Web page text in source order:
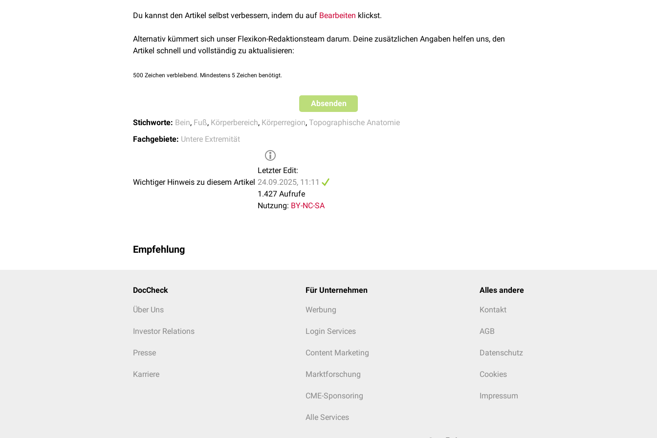
zumRete malleolare laterale .
der versorgenden Arterien sowie oberflächlich über die
saphena parva.
Du kannst den Artikel selbst verbessern, indem du auf Bearbeiten klickst.
Alternativ kümmert sich unser Flexikon-Redaktionsteam darum. Deine zusätzlichen Angaben helfen uns, den
Artikel schnell und vollständig zu aktualisieren:
500 Zeichen verbleibend. Mindestens 5 Zeichen benötigt.
Absenden
Stichworte: Bein, Fuß, Körperbereich, Körperregion, Topographische Anatomie
Fachgebiete: Untere Extremität
Wichtiger Hinweis zu diesem Artikel
Letzter Edit:
24.09.2025, 11:11
1.427 Aufrufe
Nutzung: BY-NC-SA
Empfehlung
DocCheck
Über Uns
Investor Relations
Presse
Karriere
Für Unternehmen
Werbung
Login Services
Content Marketing
Marktforschung
CME-Sponsoring
Alle Services
Alles andere
Kontakt
AGB
Datenschutz
Cookies
Impressum